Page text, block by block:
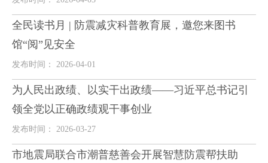
全民读书月 | 防震减灾科普教育展，邀您来图书
馆“阅”见安全
发布时间： 2026-04-01
为人民出政绩、以实干出政绩——习近平总书记引
领全党以正确政绩观干事创业
发布时间： 2026-03-27
市地震局联合市潮普慈善会开展智慧防震帮扶助